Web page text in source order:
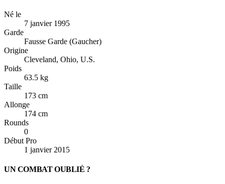
Né le
7 janvier 1995
Garde
Fausse Garde (Gaucher)
Origine
Cleveland, Ohio, U.S.
Poids
63.5 kg
Taille
173 cm
Allonge
174 cm
Rounds
0
Début Pro
1 janvier 2015
UN COMBAT OUBLIÉ ?